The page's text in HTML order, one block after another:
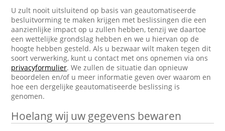
U zult nooit uitsluitend op basis van geautomatiseerde
besluitvorming te maken krijgen met beslissingen die een
aanzienlijke impact op u zullen hebben, tenzij we daartoe
een wettelijke grondslag hebben en we u hiervan op de
hoogte hebben gesteld. Als u bezwaar wilt maken tegen dit
soort verwerking, kunt u contact met ons opnemen via ons
privacyformulier. We zullen de situatie dan opnieuw
beoordelen en/of u meer informatie geven over waarom en
hoe een dergelijke geautomatiseerde beslissing is
genomen.
Hoelang wij uw gegevens bewaren